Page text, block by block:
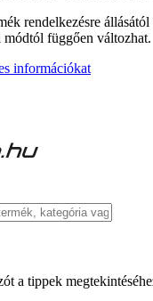
rendelkezésre
függően változhat.
információkat
a tippek